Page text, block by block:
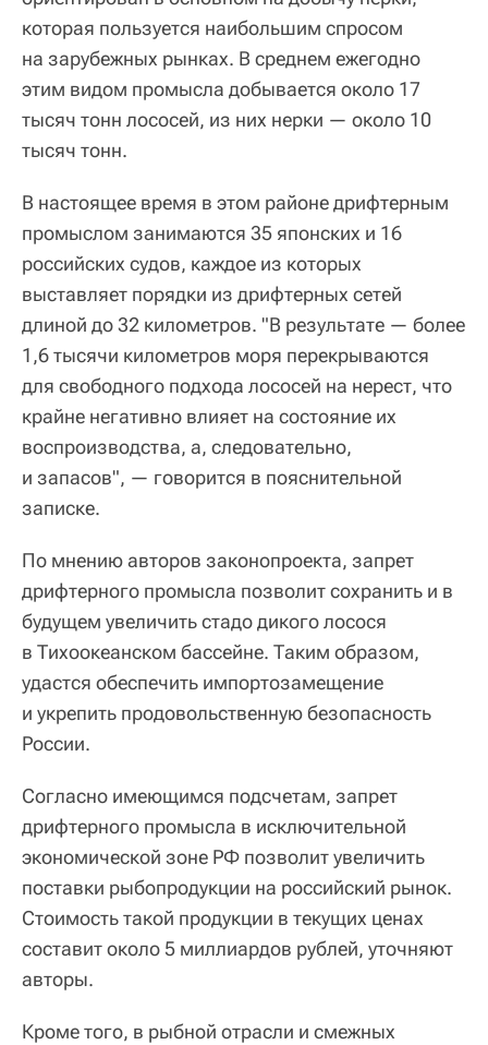
которая пользуется наибольшим спросом
на зарубежных рынках. В среднем ежегодно
этим видом промысла добывается около 17
тысяч тонн лососей, из них нерки — около 10
тысяч тонн.
В настоящее время в этом районе дрифтерным
промыслом занимаются 35 японских и 16
российских судов, каждое из которых
выставляет порядки из дрифтерных сетей
длиной до 32 километров. "В результате — более
1,6 тысячи километров моря перекрываются
для свободного подхода лососей на нерест, что
крайне негативно влияет на состояние их
воспроизводства, а, следовательно,
и запасов", — говорится в пояснительной
записке.
По мнению авторов законопроекта, запрет
дрифтерного промысла позволит сохранить и в
будущем увеличить стадо дикого лосося
в Тихоокеанском бассейне. Таким образом,
удастся обеспечить импортозамещение
и укрепить продовольственную безопасность
России.
Согласно имеющимся подсчетам, запрет
дрифтерного промысла в исключительной
экономической зоне РФ позволит увеличить
поставки рыбопродукции на российский рынок.
Стоимость такой продукции в текущих ценах
составит около 5 миллиардов рублей, уточняют
авторы.
Кроме того, в рыбной отрасли и смежных